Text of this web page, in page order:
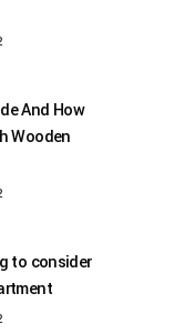
And How
Wooden
to consider